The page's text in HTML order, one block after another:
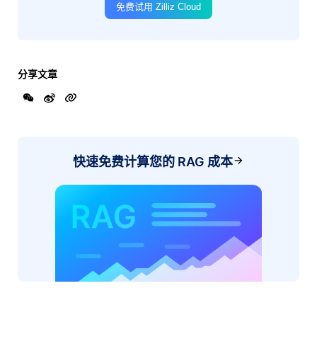
免费试用 Zilliz Cloud
分享文章
快速免费计算您的 RAG 成本